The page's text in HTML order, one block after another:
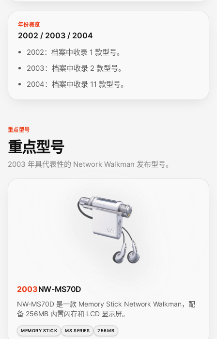
年份概览
2002 / 2003 / 2004
2002：档案中收录 1 款型号。
2003：档案中收录 2 款型号。
2004：档案中收录 11 款型号。
重点型号
重点型号
2003 年具代表性的 Network Walkman 发布型号。
2003NW-MS70D
NW-MS70D 是一款 Memory Stick Network Walkman，配
备 256MB 内置闪存和 LCD 显示屏。
MEMORY STICK MS SERIES 256MB